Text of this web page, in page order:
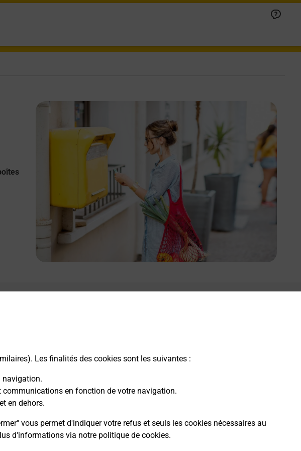
Les finalités des cookies sont les suivantes :
navigation.
communications en fonction de votre navigation.
en dehors.
vous permet d'indiquer votre refus et seuls les cookies nécessaires au
d'informations via notre politique de cookies.